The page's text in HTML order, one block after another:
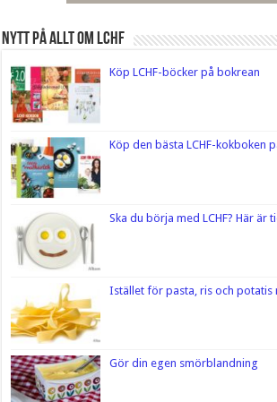
Nytt på Allt om LCHF
Köp LCHF-böcker på bokrean
Köp den bästa LCHF-kokboken
Ska du börja med LCHF? Här är
Istället för pasta, ris och potatis
Gör din egen smörblandning